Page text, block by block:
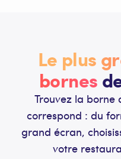
Le plus
bornes
Trouvez la borne
correspond : du
grand écran,
votre